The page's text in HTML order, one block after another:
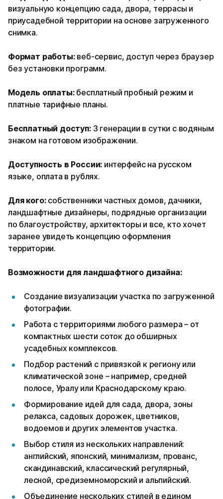
визуальную концепцию сада, двора, террасы и
приусадебной территории на основе загруженного
снимка.
Формат работы:веб-сервис, доступ через браузер
без установки программ.
Модель оплаты: бесплатный пробный режим и
платные тарифные планы.
Бесплатный доступ: 3 генерации в сутки с водяным
знаком на готовом изображении.
Доступность в России: интерфейс на русском
языке, оплата в рублях.
Для кого: собственники частных домов, дачники,
ландшафтные дизайнеры, подрядные организации
по благоустройству, архитекторы и все, кто хочет
заранее увидеть концепцию оформления
территории.
Возможности для ландшафтного дизайна:
Создание визуализации участка по загруженной
фотографии.
Работа с территориями любого размера – от
компактных шести соток до обширных
усадебных комплексов.
Подбор растений с привязкой к региону или
климатической зоне – например, средней
полосе, Уралу или Краснодарскому краю.
Формирование идей для сада, двора, зоны
релакса, садовых дорожек, цветников,
водоемов и других элементов участка.
Выбор стиля из нескольких направлений:
английский, японский, минимализм, прованс,
скандинавский, классический регулярный,
лесной, средиземноморский и альпийский.
Объединение нескольких стилей в едином